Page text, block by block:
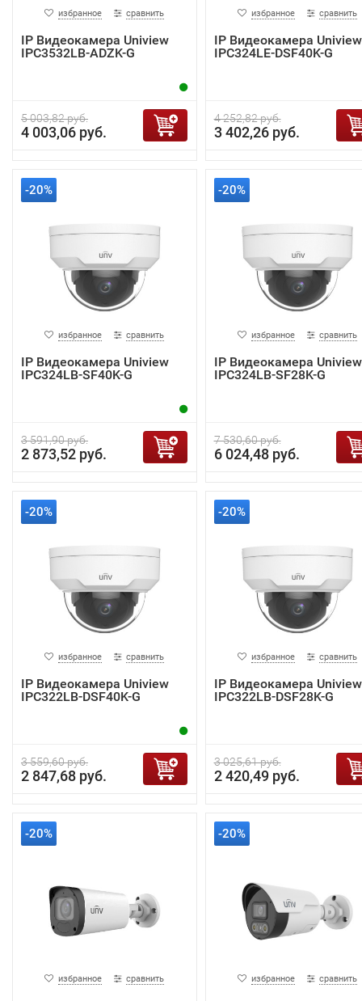
избранное сравнить
IP Видеокамера Uniview
IPC3532LB-ADZK-G
5 003,82 руб.
4 003,06 руб.
избранное сравнить
IP Видеокамера Uniview
IPC324LE-DSF40K-G
4 252,82 руб.
3 402,26 руб.
-20%
избранное сравнить
IP Видеокамера Uniview
IPC324LB-SF40K-G
3 591,90 руб.
2 873,52 руб.
-20%
избранное сравнить
IP Видеокамера Uniview
IPC324LB-SF28K-G
7 530,60 руб.
6 024,48 руб.
-20%
избранное сравнить
IP Видеокамера Uniview
IPC322LB-DSF40K-G
3 559,60 руб.
2 847,68 руб.
-20%
избранное сравнить
IP Видеокамера Uniview
IPC322LB-DSF28K-G
3 025,61 руб.
2 420,49 руб.
-20%
избранное сравнить
-20%
избранное сравнить